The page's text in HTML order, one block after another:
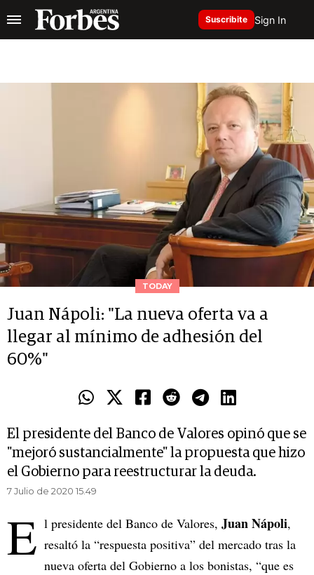
Suscribite Sign In
TODAY
Juan Nápoli: "La nueva oferta va a
llegar al mínimo de adhesión del
60%"
El presidente del Banco de Valores opinó que se
"mejoró sustancialmente" la propuesta que hizo
el Gobierno para reestructurar la deuda.
7 Julio de 2020 15.49
E l presidente del Banco de Valores, Juan Nápoli,
resaltó la “respuesta positiva” del mercado tras la
nueva oferta del Gobierno a los bonistas, “que es